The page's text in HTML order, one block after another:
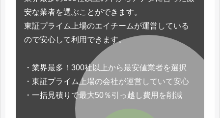
安な業者を選ぶことができます。
東証プライム上場のエイチームが運営している
ので安心して利用できます。
・業界最多！300社以上から最安値業者を選択
・東証プライム上場の会社が運営していて安心
・一括見積りで最大50％引っ越し費用を削減